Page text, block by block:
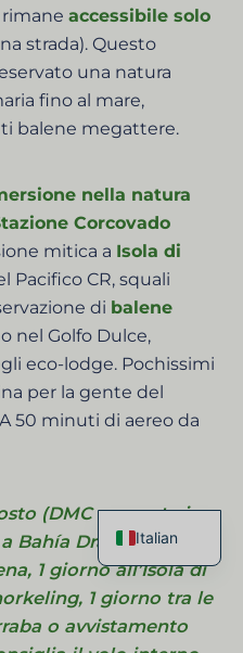
rimane accessibile solo
strada). Questo
una natura
fino al mare,
balene megattere.
nella natura
Corcovado
mitica a Isola di
Pacifico CR, squali
di balene
nel Golfo Dulce,
eco-lodge. Pochissimi
per la gente del
50 minuti di aereo da
(DMC presente in
Bahía Drake — 1
1 giorno all’Isola di
1 giorno tra le
o avvistamento
Italian
French
Spanish
German
Chinese